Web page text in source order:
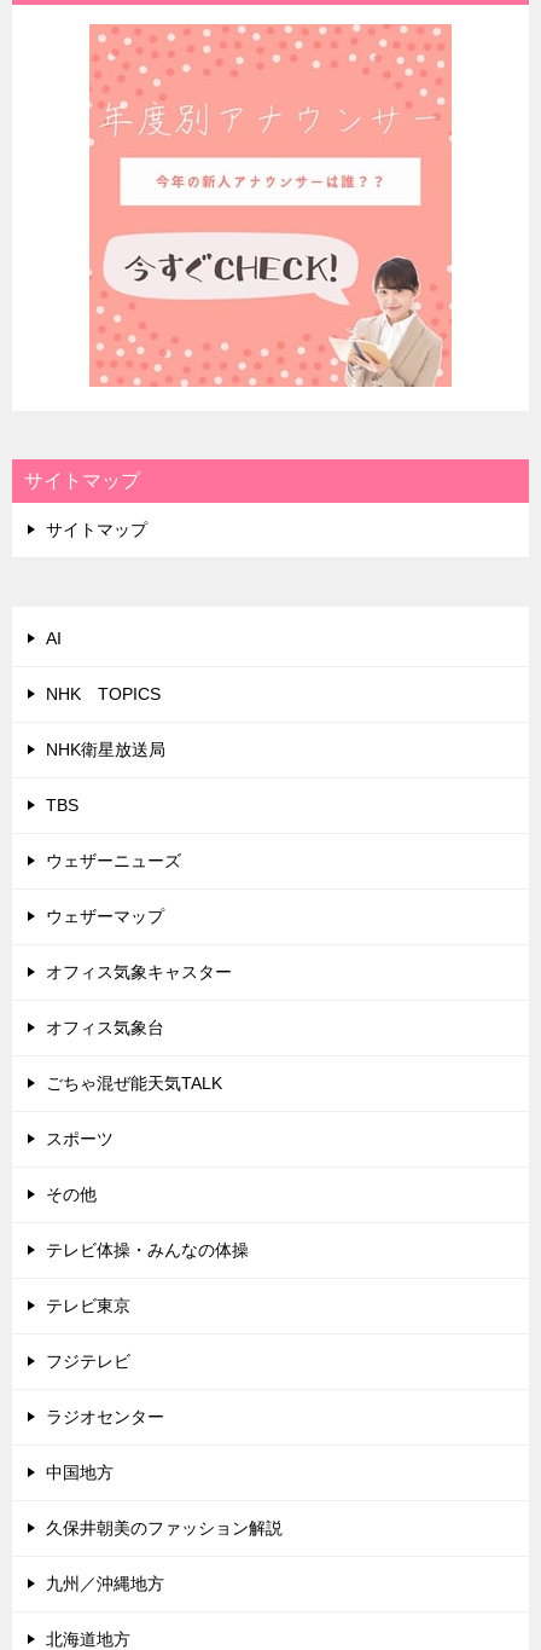
サイトマップ
サイトマップ
AI
NHK TOPICS
NHK衛星放送局
TBS
ウェザーニューズ
ウェザーマップ
オフィス気象キャスター
オフィス気象台
ごちゃ混ぜ能天気TALK
スポーツ
その他
テレビ体操・みんなの体操
テレビ東京
フジテレビ
ラジオセンター
中国地方
久保井朝美のファッション解説
九州／沖縄地方
北海道地方